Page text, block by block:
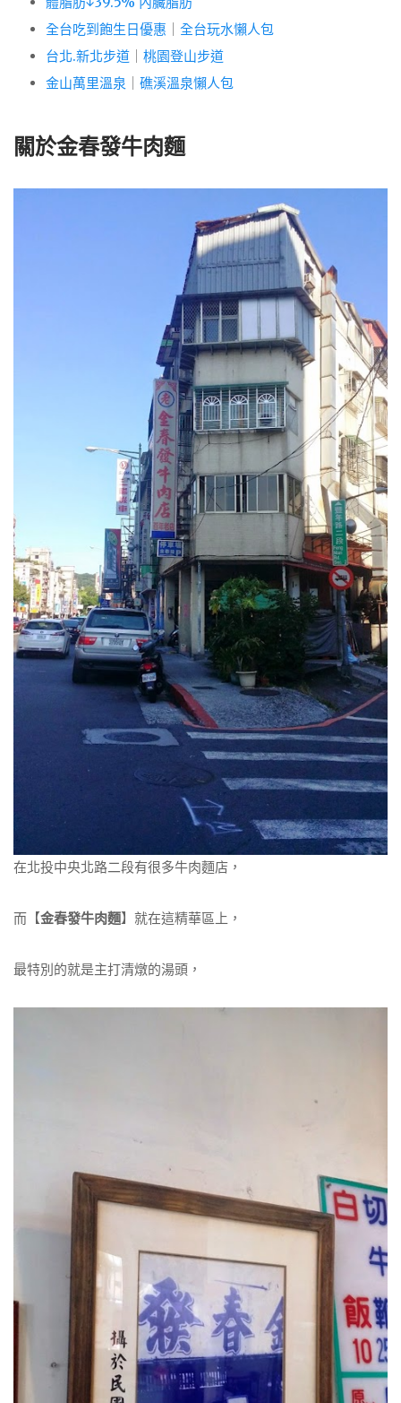
全台吃到飽生日優惠
全台玩水懶人包
台北.新北步道
桃園登山步道
金山萬里溫泉
礁溪溫泉懶人包
關於金春發牛肉麵
在北投中央北路二段有很多牛肉麵店，
而【金春發牛肉麵】就在這精華區上，
最特別的就是主打清燉的湯頭，